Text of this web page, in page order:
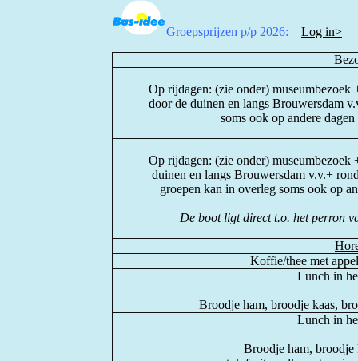
Groepsprijzen p/p 2026: Log in>
Op rijdagen: (zie onder) museumbezoek
door de duinen en langs Brouwersdam
soms ook op andere
Op rijdagen: (zie onder) museumbezoek
duinen en langs Brouwersdam v.v.+
groepen kan in overleg soms ook op
De boot ligt direct t.o. het perron
Koffie/thee met
Lunch in
Broodje ham, broodje kaas,
Lunch in
Broodje ham, broodje